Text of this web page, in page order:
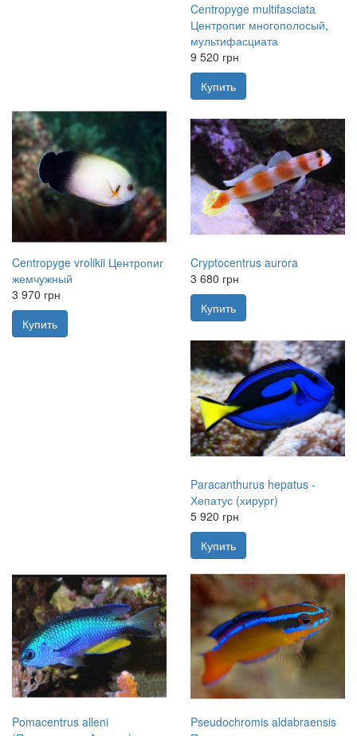
Centropyge multifasciata
Центропиг многополосый,
мультифасциата
9 520 грн
Купить
Centropyge vrolikii Центропиг
жемчужный
3 970 грн
Купить
Cryptocentrus aurora
3 680 грн
Купить
Paracanthurus hepatus -
Хепатус (хирург)
5 920 грн
Купить
Pomacentrus alleni
Pseudochromis aldabraensis